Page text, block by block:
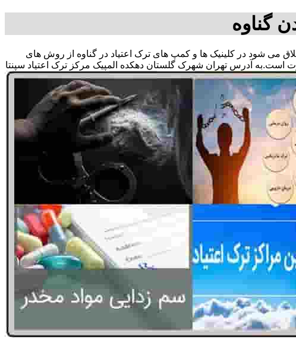
گناوه
می شود در کلینیک ها و کمپ های ترک اعتیاد در گناوه از روش های
است.به آدرس تهران شهرک گلستان دهکده المپیک مرکز ترک اعتیاد سپنتا